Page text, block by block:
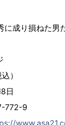
に成り損ねた男
込）
日
772-9